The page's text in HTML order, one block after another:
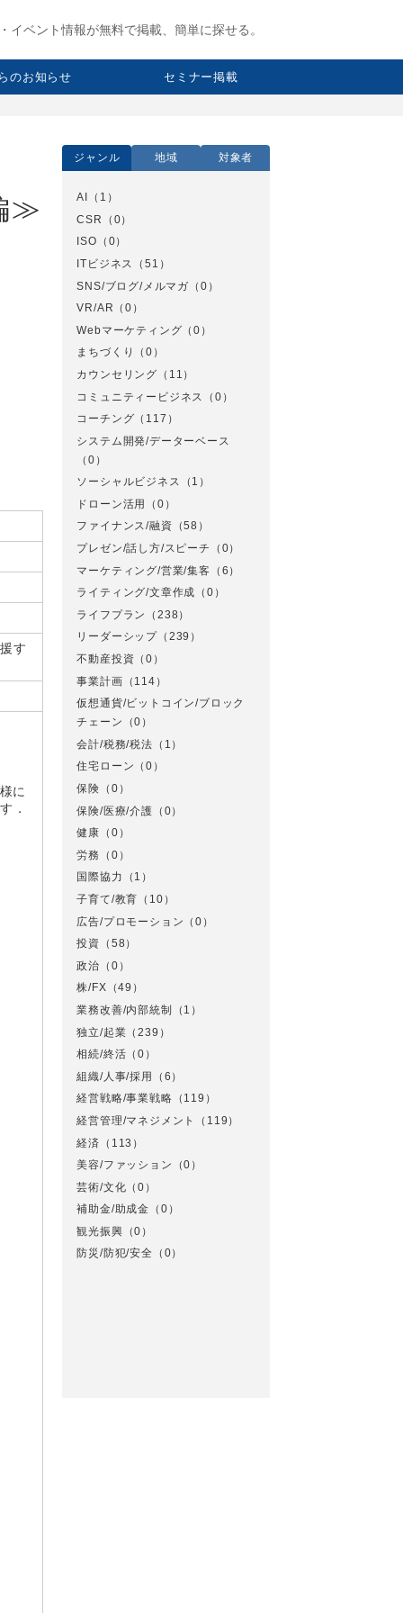
イベント情報が無料で掲載、簡単に探せる。
のお知らせ セミナー掲載
≫
す
に
．
ジャンル 地域 対象者
AI
（1）
CSR
（0）
ISO （0）
ITビジネス
（51）
SNS/ブログ/メルマガ （0）
VR/AR （0）
Webマーケティング （0）
まちづくり
（0）
カウンセリング （11）
コミュニティービジネス
（0）
コーチング （117）
システム開発/データーベース
（0）
ソーシャルビジネス
（1）
ドローン活用
（0）
ファイナンス/融資 （58）
プレゼン/話し方/スピーチ
（0）
マーケティング/営業/集客 （6）
ライティング/文章作成 （0）
ライフプラン
（238）
リーダーシップ （239）
不動産投資 （0）
事業計画 （114）
仮想通貨/ビットコイン/ブロック
チェーン
（0）
会計/税務/税法 （1）
住宅ローン （0）
保険 （0）
保険/医療/介護 （0）
健康 （0）
労務
（0）
国際協力
（1）
子育て/教育 （10）
広告/プロモーション （0）
投資 （58）
政治 （0）
株/FX （49）
業務改善/内部統制
（1）
独立/起業 （239）
相続/終活 （0）
組織/人事/採用
（6）
経営戦略/事業戦略 （119）
経営管理/マネジメント
（119）
経済 （113）
美容/ファッション
（0）
芸術/文化 （0）
補助金/助成金 （0）
観光振興 （0）
防災/防犯/安全
（0）